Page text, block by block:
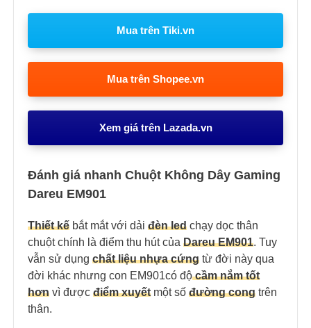
Mua trên Tiki.vn
Mua trên Shopee.vn
Xem giá trên Lazada.vn
Đánh giá nhanh Chuột Không Dây Gaming
Dareu EM901
Thiết kế bắt mắt với dải đèn led chạy dọc thân
chuột chính là điểm thu hút của Dareu EM901. Tuy
vẫn sử dụng chất liệu nhựa cứng từ đời này qua
đời khác nhưng con EM901có độcầm nắm tốt
hơn vì được điểm xuyết một số đường cong trên
thân.